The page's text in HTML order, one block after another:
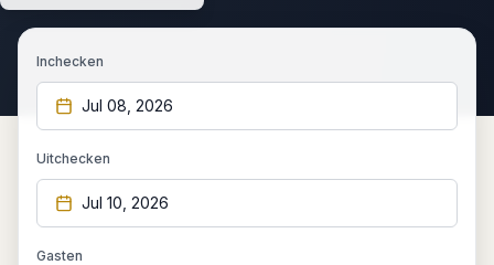
Inchecken
Jul 08, 2026
Uitchecken
Jul 10, 2026
Gasten